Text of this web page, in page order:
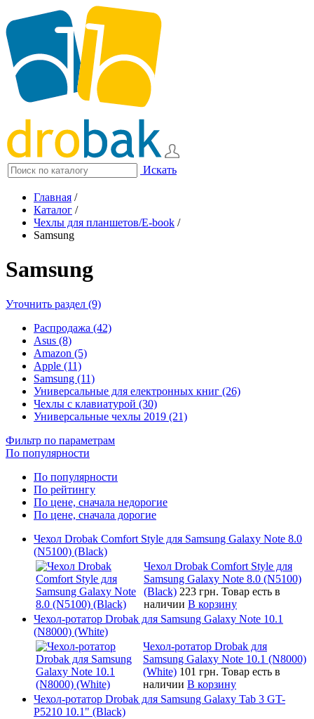
Искать
Главная /
Каталог /
Чехлы для планшетов/E-book /
Samsung
Samsung
Уточнить раздел (9)
Распродажа (42)
Asus (8)
Amazon (5)
Apple (11)
Samsung (11)
Универсальные для електронных книг (26)
Чехлы с клавиатурой (30)
Универсальные чехлы 2019 (21)
Фильтр по параметрам
По популярности
По популярности
По рейтингу
По цене, сначала недорогие
По цене, сначала дорогие
Чехол Drobak Comfort Style для Samsung Galaxy Note 8.0
(N5100) (Black)
Чехол Drobak Comfort Style для
Samsung Galaxy Note 8.0 (N5100)
(Black) 223 грн. Товар есть в
наличии В корзину
Чехол-ротатор Drobak для Samsung Galaxy Note 10.1
(N8000) (White)
Чехол-ротатор Drobak для
Samsung Galaxy Note 10.1 (N8000)
(White) 101 грн. Товар есть в
наличии В корзину
Чехол-ротатор Drobak для Samsung Galaxy Tab 3 GT-
P5210 10.1" (Black)